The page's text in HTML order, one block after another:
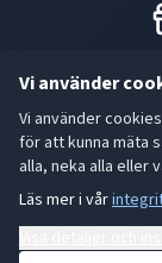
Vi använder
Vi använder
för att kunna mäta
alla, neka alla eller
Läs mer i vår